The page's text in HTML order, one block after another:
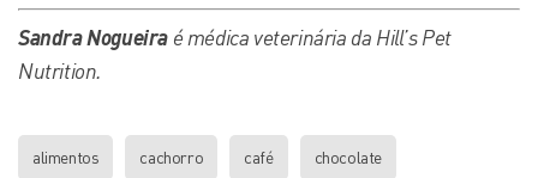
Sandra Nogueira é médica veterinária da Hill’s Pet
Nutrition.
alimentos cachorro café chocolate